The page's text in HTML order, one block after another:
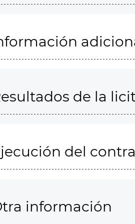
de la
del
información